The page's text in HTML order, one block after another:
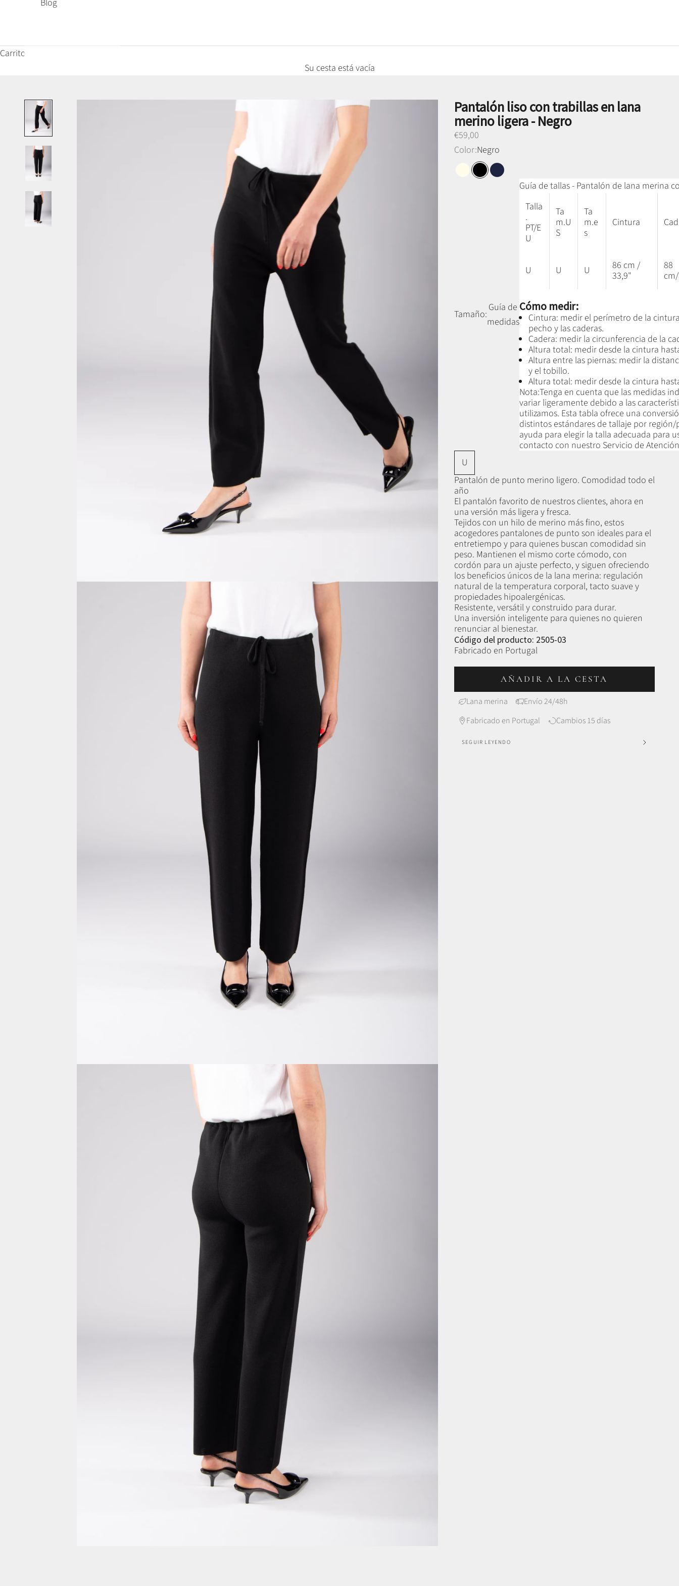
Blog
Carrito
Su cesta está vacía
Pantalón liso con trabillas en lana
merino ligera - Negro
Preço promocional
€59,00
Color:Negro
Blanco perla
NegroAzul marino
Tamaño:
Guía de
medidas
Guía de tallas - Pantalón de lana merina
Talla
.
PT/E
U
Ta
m.U
S
Ta
m.e
s
Cintura
U U U
86 cm /
33,9"
88
Cómo medir:
Cintura: medir el perímetro de la
pecho y las caderas.
Cadera: medir la circunferencia de la
Altura total: medir desde la cintura
Altura entre las piernas: medir la
y el tobillo.
Altura total: medir desde la cintura
Nota:Tenga en cuenta que las medidas
variar ligeramente debido a las
utilizamos. Esta tabla ofrece una
distintos estándares de tallaje por
ayuda para elegir la talla adecuada para
contacto con nuestro Servicio de
U
Pantalón de punto merino ligero. Comodidad todo el
año
El pantalón favorito de nuestros clientes, ahora en
una versión más ligera y fresca.
Tejidos con un hilo de merino más fino, estos
acogedores pantalones de punto son ideales para el
entretiempo y para quienes buscan comodidad sin
peso. Mantienen el mismo corte cómodo, con
cordón para un ajuste perfecto, y siguen ofreciendo
los beneficios únicos de la lana merina: regulación
natural de la temperatura corporal, tacto suave y
propiedades hipoalergénicas.
Resistente, versátil y construido para durar.
Una inversión inteligente para quienes no quieren
renunciar al bienestar.
Código del producto: 2505-03
Fabricado en Portugal
AÑADIR A LA CESTA
Lana merina
Envío 24/48h
Fabricado en Portugal
Cambios 15 días
SEGUIR LEYENDO